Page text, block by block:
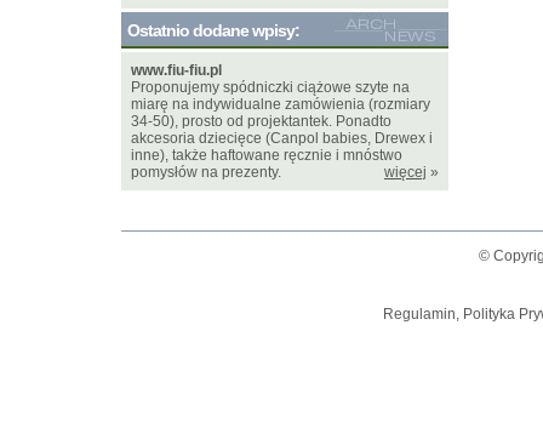
Ostatnio dodane wpisy:
www.fiu-fiu.pl
Proponujemy spódniczki ciążowe szyte na
miarę na indywidualne zamówienia (rozmiary
34-50), prosto od projektantek. Ponadto
akcesoria dziecięce (Canpol babies, Drewex i
inne), także haftowane ręcznie i mnóstwo
pomysłów na prezenty.
więcej »
©
Regulamin, Polityka